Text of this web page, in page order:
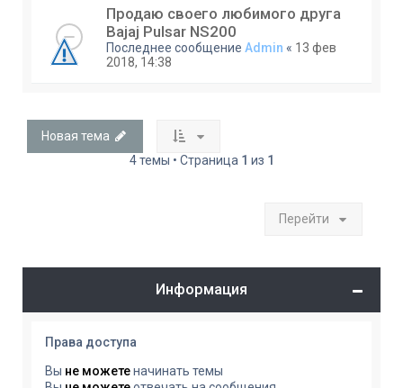
Продаю своего любимого друга
Bajaj Pulsar NS200
Последнее сообщение Admin « 13 фев
2018, 14:38
Новая тема
4 темы • Страница 1 из 1
Перейти
Информация
Права доступа
Вы не можетеначинать темы